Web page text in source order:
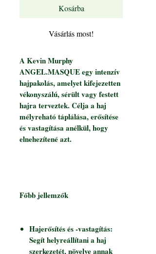
Kosárba
Vásárlás most!
A Kevin Murphy
ANGEL.MASQUE egy intenzív
hajpakolás, amelyet kifejezetten
vékonyszálú, sérült vagy festett
hajra terveztek. Célja a haj
mélyreható táplálása, erősítése
és vastagítása anélkül, hogy
elnehezítené azt.
Főbb jellemzők
Hajerősítés és -vastagítás:
Segít helyreállítani a haj
szerkezetét, növelve annak